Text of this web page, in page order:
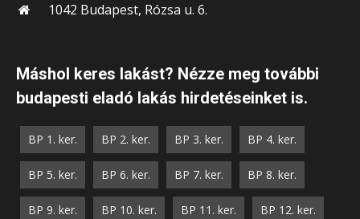
1042 Budapest, Rózsa u. 6.
Máshol keres lakást? Nézze meg további
budapesti eladó lakás hirdetéseinket is.
BP 1. ker. BP 2. ker. BP 3. ker. BP 4. ker.
BP 5. ker. BP 6. ker. BP 7. ker. BP 8. ker.
BP 9. ker. BP 10. ker. BP 11. ker. BP 12. ker.